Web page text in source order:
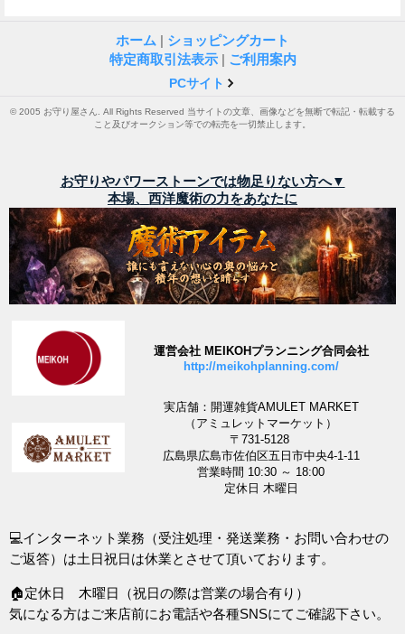
ホーム | ショッピングカート
特定商取引法表示 | ご利用案内
PCサイト
© 2005 お守り屋さん. All Rights Reserved 当サイトの文章、画像などを無断で転記・転載する
こと及びオークション等での転売を一切禁止します。
お守りやパワーストーンでは物足りない方へ▼
本場、西洋魔術の力をあなたに
運営会社 MEIKOHプランニング合同会社
http://meikohplanning.com/
実店舗：開運雑貨AMULET MARKET
（アミュレットマーケット）
〒731-5128
広島県広島市佐伯区五日市中央4-1-11
営業時間 10:30 ～ 18:00
定休日 木曜日
💻インターネット業務（受注処理・発送業務・お問い合わせの
ご返答）は土日祝日は休業とさせて頂いております。
🏠定休日 木曜日（祝日の際は営業の場合有り）
気になる方はご来店前にお電話や各種SNSにてご確認下さい。